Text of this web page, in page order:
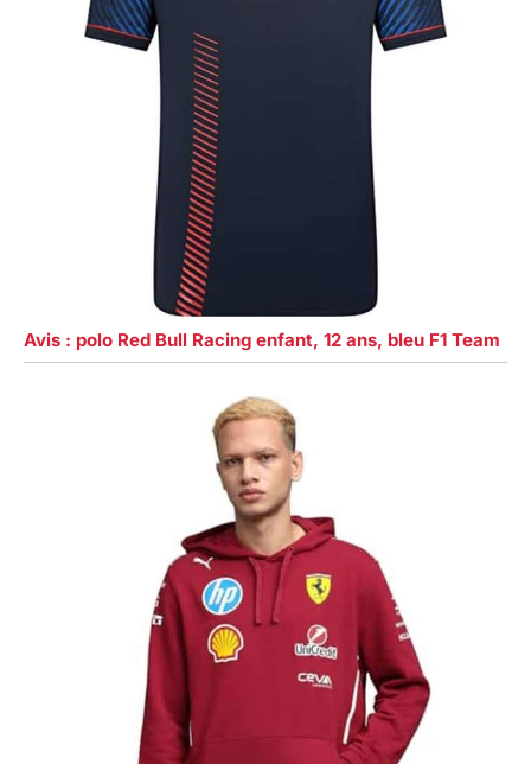
Avis : polo Red Bull Racing enfant, 12 ans, bleu F1 Team